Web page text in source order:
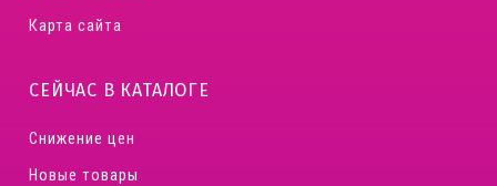
Карта сайта
СЕЙЧАС В КАТАЛОГЕ
Снижение цен
Новые товары